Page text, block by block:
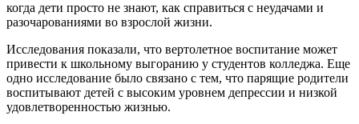
когда дети просто не знают, как справиться с неудачами и
разочарованиями во взрослой жизни.
Исследования показали, что вертолетное воспитание может
привести к школьному выгоранию у студентов колледжа. Еще
одно исследование было связано с тем, что парящие родители
воспитывают детей с высоким уровнем депрессии и низкой
удовлетворенностью жизнью.